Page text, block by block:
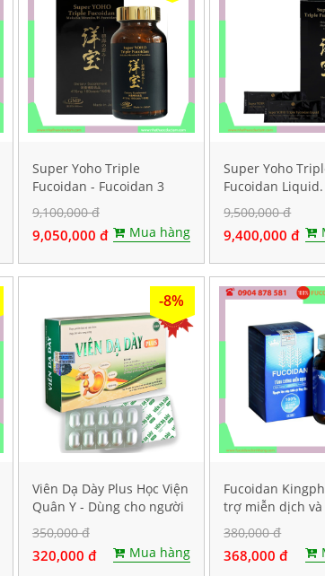
Super Yoho Triple
Fucoidan - Fucoidan 3
thành phần tảo nâu hàm
lượng CAO. Hộp 160 viên
9,100,000 đ
9,050,000 đ Mua hàng
Super Yoho
Fucoidan
20 gói
9,500,000 đ
9,400,000 đ
-8%
Viên Dạ Dày Plus Học Viện
Quân Y - Dùng cho người
bị bệnh dạ dày. Hộp 30
viên
350,000 đ
320,000 đ Mua hàng
Fucoidan
trợ miễn dịch và
sức đề kháng,
380,000 đ
368,000 đ